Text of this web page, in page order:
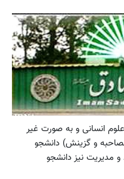
انسانی و به صورت غیر
و گزینش) دانشجو
مدیریت نیز دانشجو